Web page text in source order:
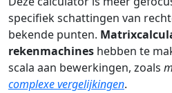
specifiek schattingen van
bekende punten.
rekenmachines hebben te
scala aan bewerkingen, zoals
complexe vergelijkingen.